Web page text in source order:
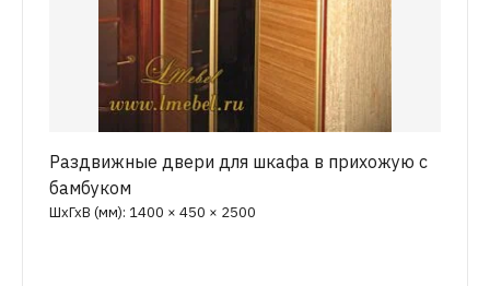
Раздвижные двери для шкафа в прихожую с
бамбуком
ШхГхВ (мм): 1400 × 450 × 2500